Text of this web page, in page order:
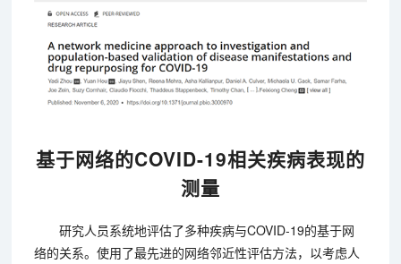
基于网络的COVID-19相关疾病表现的
测量
研究人员系统地评估了多种疾病与COVID-19的基于网
络的关系。使用了最先进的网络邻近性评估方法，以考虑人